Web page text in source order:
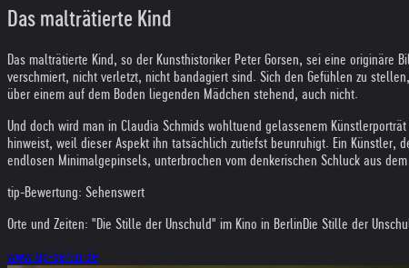
Das malträtierte Kind
Das malträtierte Kind, so der Kunsthistoriker Peter Gorsen, sei eine
verschmiert, nicht verletzt, nicht bandagiert sind. Sich den Gefühlen zu
über einem auf dem Boden liegenden Mädchen stehend, auch nicht.
Und doch wird man in Claudia Schmids wohltuend gelassenem
hinweist, weil dieser Aspekt ihn tatsächlich zutiefst beunruhigt. Ein Künstler,
endlosen Minimalgepinsels, unterbrochen vom denkerischen Schluck aus
tip-Bewertung: Sehenswert
Orte und Zeiten: "Die Stille der Unschuld" im Kino in Berlin Die Stille der
www.tip-berlin.de